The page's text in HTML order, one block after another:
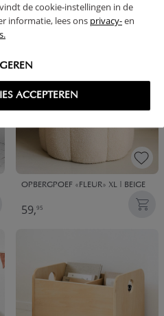
de cookie-instellingen in de
informatie, lees ons privacy-en
ACCEPTEREN
59,95
OPBERGPOEF «FLEUR» XL | BEIGE
59,95